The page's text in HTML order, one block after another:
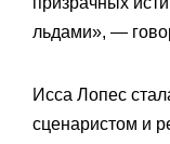
льдами», —
Исса Лопес
сценаристом и